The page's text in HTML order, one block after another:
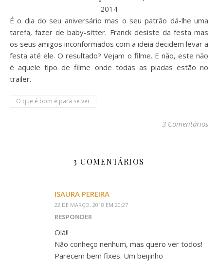
2014
É o dia do seu aniversário mas o seu patrão dá-lhe uma
tarefa, fazer de baby-sitter. Franck desiste da festa mas
os seus amigos inconformados com a ideia decidem levar a
festa até ele. O resultado? Vejam o filme. E não, este não
é aquele tipo de filme onde todas as piadas estão no
trailer.
O que é bom é para se ver
3 Comentários
3 COMENTÁRIOS
ISAURA PEREIRA
22 DE MARÇO, 2018 EM 20:27
RESPONDER
Olá!!
Não conheço nenhum, mas quero ver todos!
Parecem bem fixes. Um beijinho